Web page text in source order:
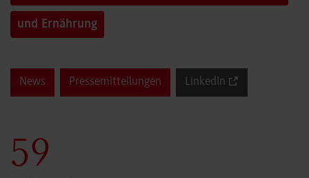
und Ernährung
News Pressemitteilungen LinkedIn
60